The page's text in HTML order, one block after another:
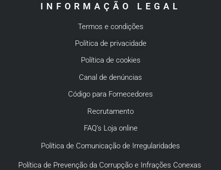
INFORMAÇÃO LEGAL
Termos e condições
Política de privacidade
Política de cookies
Canal de denúncias
Código para Fornecedores
Recrutamento
FAQ’s Loja online
Política de Comunicação de Irregularidades
Política de Prevenção da Corrupção e Infrações Conexas